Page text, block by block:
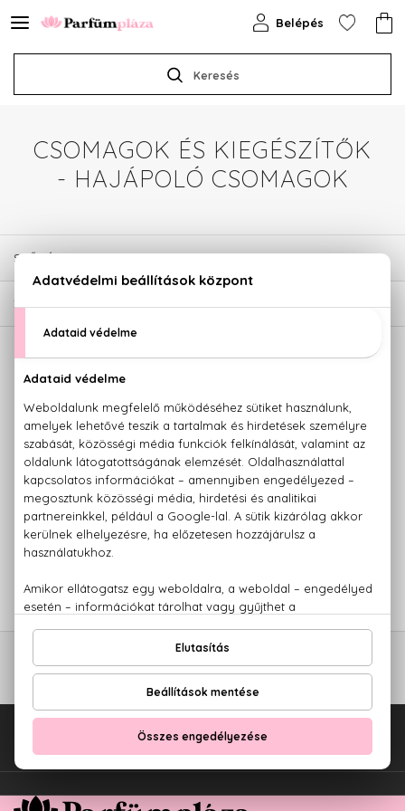
Keresés
Belépés
CSOMAGOK ÉS KIEGÉSZÍTŐK
- HAJÁPOLÓ CSOMAGOK
SZŰRÉSEK
2
ECHOSLINE
Echos Perm P1
Csomag dauervízzel és
neutralizálóval
4.380 Ft
ECHOSLINE
Echos Perm P2
Csomag dauervízzel és
4.680 Ft